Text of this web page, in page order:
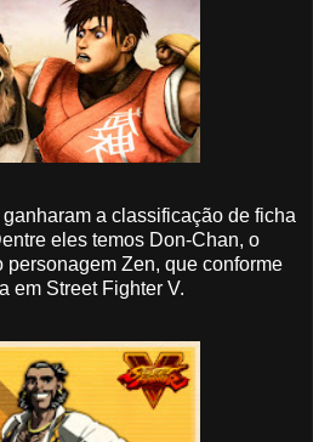
a classificação de ficha
eles temos Don-Chan, o
Zen, que conforme
em Street Fighter V.